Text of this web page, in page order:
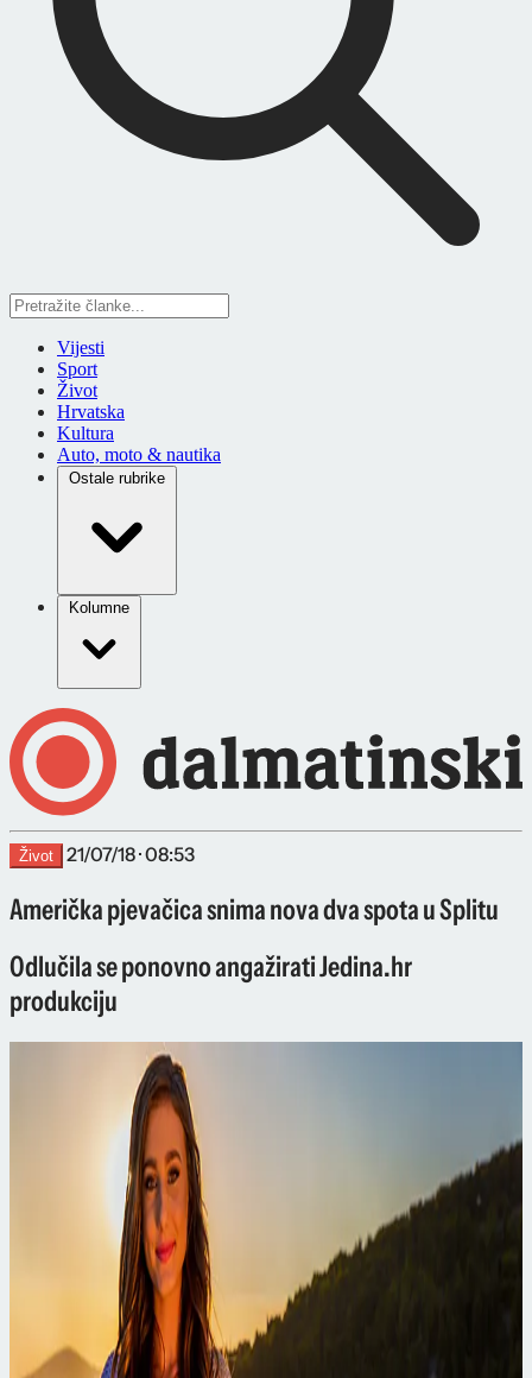
Vijesti
Sport
Život
Hrvatska
Kultura
Auto, moto & nautika
Ostale rubrike
Kolumne
Život 21/07/18 · 08:53
Američka pjevačica snima nova dva spota u Splitu
Odlučila se ponovno angažirati Jedina.hr
produkciju